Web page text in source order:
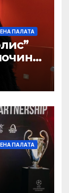
ПАЛАТА
ПАЛАТА